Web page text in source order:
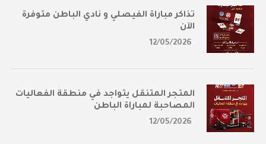
تذاكر مباراة الفيصلي و نادي الباطن متوفرة
الآن
12/05/2026
المتجر المتنقل يتواجد في منطقة الفعاليات
المصاحبة لمباراة الباطن
12/05/2026